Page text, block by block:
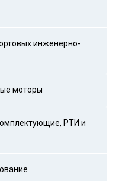
инженерно-
моторы
РТИ и